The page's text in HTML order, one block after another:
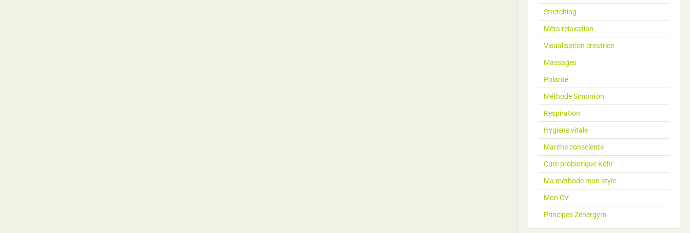
Stretching
Méta relaxation
Visualisation creatrice
Massages
Polarité
Méthode Simonton
Respiration
Hygiene vitale
Marche consciente
Cure probiotique Kéfir
Ma méthode mon style
Mon CV
Principes Zenergym